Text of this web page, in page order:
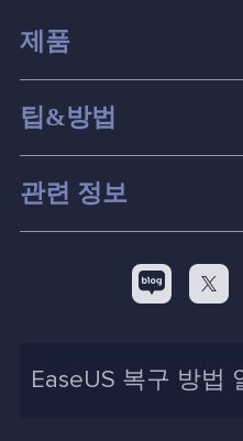
제품
데이터 복구
파티션 관리
스크린 레코더
백업&복원
신제품 New
팁&방법
컴퓨터 데이터 복
맥 데이터 복구
디스크 파티션 팁
화면 녹화 팁
관련 정보
리셀러
